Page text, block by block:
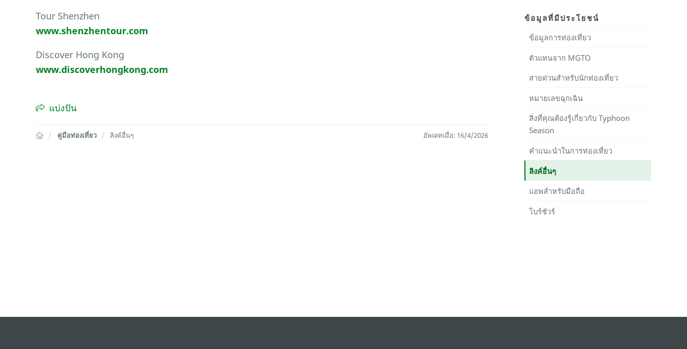
Tour Shenzhen
www.shenzhentour.com
Discover Hong Kong
www.discoverhongkong.com
แบ่งปัน
อัพเดทเมื่อ: 16/4/2026
คู่มือท่องเที่ยว ลิงค์อื่นๆ
ข้อมูลที่มีประโยชน์
ข้อมูลการท่องเที่ยว
ตัวแทนจาก MGTO
สายด่วนสำหรับนักท่องเที่ยว
หมายเลขฉุกเฉิน
สิ่งที่คุณต้องรู้เกี่ยวกับ Typhoon
Season
คำแนะนำในการท่องเที่ยว
ลิงค์อื่นๆ
แอพสำหรับมือถือ
โบร์ชัวร์